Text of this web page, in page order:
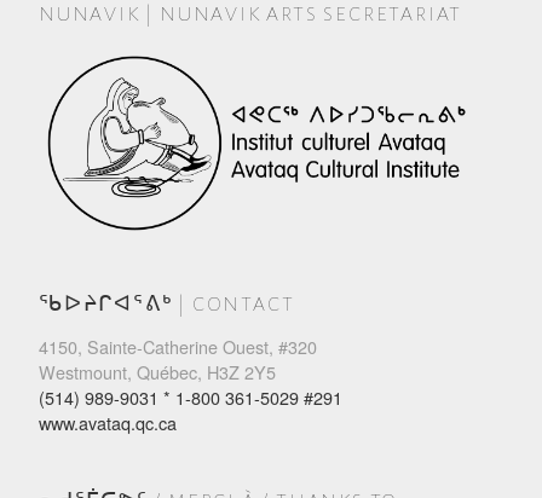
NUNAVIK | NUNAVIK ARTS SECRETARIAT
ᖃᐅᔨᒋᐊᕐᕕᒃ | CONTACT
4150, Sainte-Catherine Ouest, #320
Westmount, Québec, H3Z 2Y5
(514) 989-9031 * 1-800 361-5029 #291
www.avataq.qc.ca